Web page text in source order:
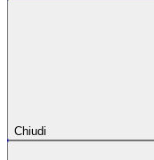
Chiudi